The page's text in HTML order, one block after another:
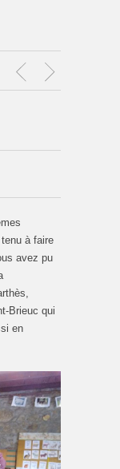
à faire
avez pu
Brieuc qui
en